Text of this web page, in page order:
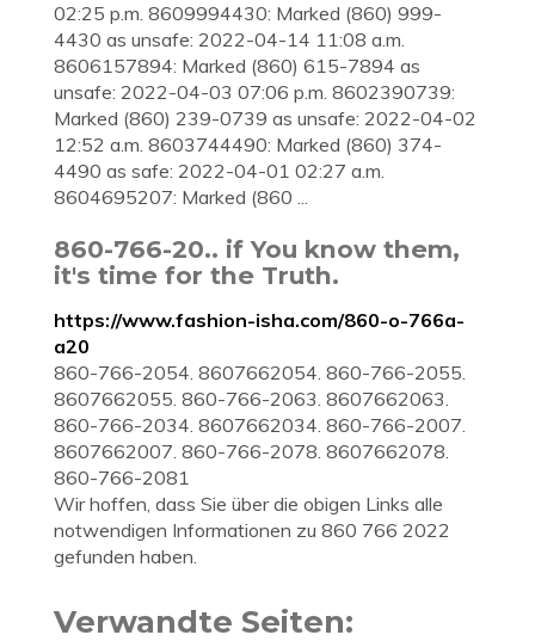
02:25 p.m. 8609994430: Marked (860) 999-
4430 as unsafe: 2022-04-14 11:08 a.m.
8606157894: Marked (860) 615-7894 as
unsafe: 2022-04-03 07:06 p.m. 8602390739:
Marked (860) 239-0739 as unsafe: 2022-04-02
12:52 a.m. 8603744490: Marked (860) 374-
4490 as safe: 2022-04-01 02:27 a.m.
8604695207: Marked (860 ...
860-766-20.. if You know them,
it's time for the Truth.
https://www.fashion-isha.com/860-o-766a-
a20
860-766-2054. 8607662054. 860-766-2055.
8607662055. 860-766-2063. 8607662063.
860-766-2034. 8607662034. 860-766-2007.
8607662007. 860-766-2078. 8607662078.
860-766-2081
Wir hoffen, dass Sie über die obigen Links alle
notwendigen Informationen zu 860 766 2022
gefunden haben.
Verwandte Seiten: